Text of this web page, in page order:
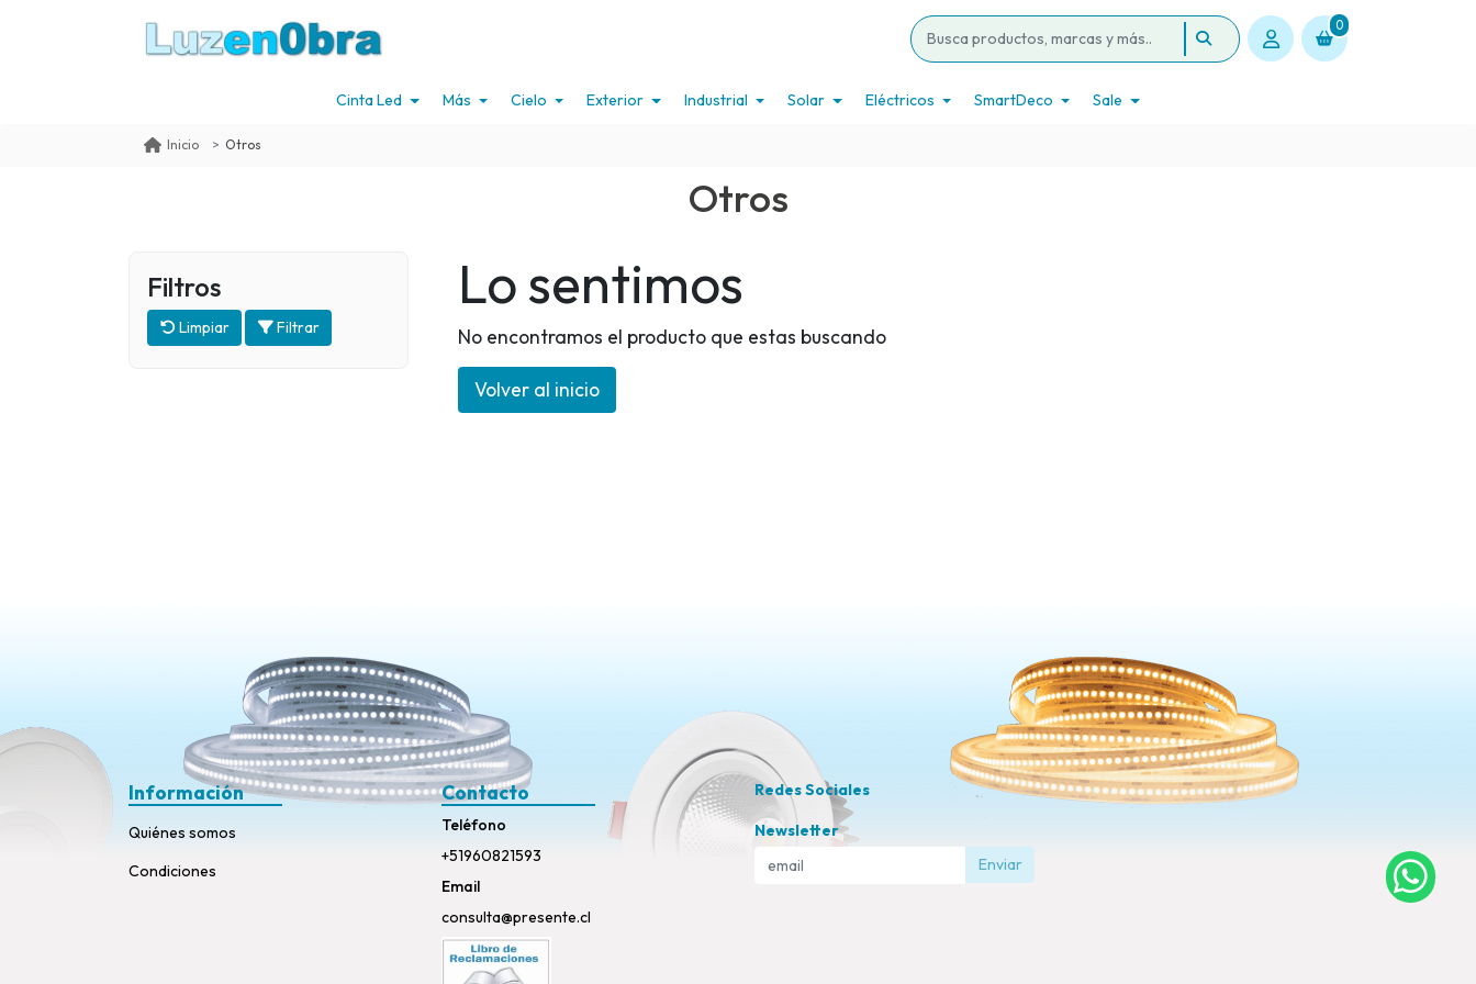
0
Cinta Led Más Cielo Exterior Industrial Solar Eléctricos SmartDeco Sale
Inicio Otros
Otros
Filtros
Limpiar Filtrar
Lo sentimos
No encontramos el producto que estas buscando
Volver al inicio
Información
Quiénes somos
Condiciones
Contacto
Teléfono
+51960821593
Email
consulta@presente.cl
Redes Sociales
Newsletter
Enviar